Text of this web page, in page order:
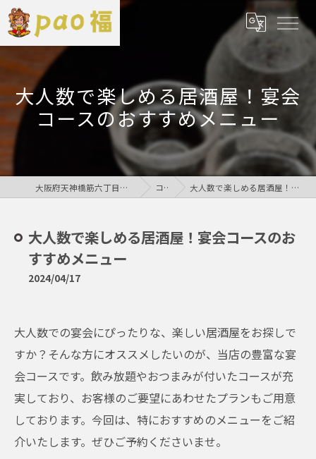
大人数で楽しめる居酒屋！宴会
コースのおすすめメニュー
大阪府天神橋筋六丁目の居酒屋なら鶏居酒屋pao福 コラム 大人数で楽しめる居酒屋！宴会コースのおすすめメニュー
大人数で楽しめる居酒屋！宴会コースのお
すすめメニュー
2024/04/17
大人数での宴会にぴったりな、楽しい居酒屋をお探しで
すか？そんな方にオススメしたいのが、当店の豊富な宴
会コースです。飲み放題やおつまみが付いたコースが充
実しており、お客様のご要望にあわせたプランもご用意
しております。今回は、特におすすめのメニューをご紹
介いたします。ぜひご予約くださいませ。